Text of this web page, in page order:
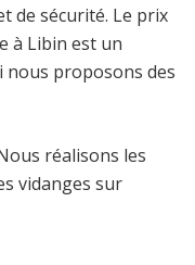
de sécurité. Le prix
à Libin est un
nous proposons des
réalisons les
vidanges sur